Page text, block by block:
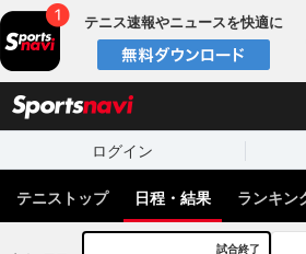
テニス速報やニュースを快適に
ログイン
テニストップ 日程・結果 ランキン
試合終了